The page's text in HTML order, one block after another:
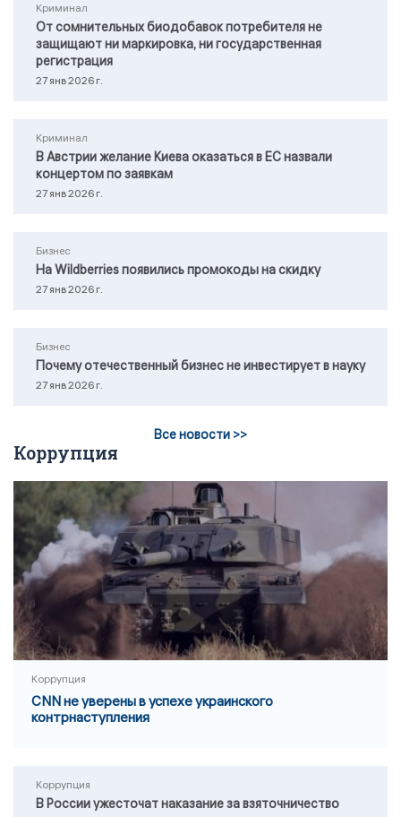
Криминал
От сомнительных биодобавок потребителя не
защищают ни маркировка, ни государственная
регистрация
27 янв 2026 г.
Криминал
В Австрии желание Киева оказаться в ЕС назвали
концертом по заявкам
27 янв 2026 г.
Бизнес
На Wildberries появились промокоды на скидку
27 янв 2026 г.
Бизнес
Почему отечественный бизнес не инвестирует в науку
27 янв 2026 г.
Все новости >>
Коррупция
Коррупция
CNN не уверены в успехе украинского
контрнаступления
Коррупция
В России ужесточат наказание за взяточничество